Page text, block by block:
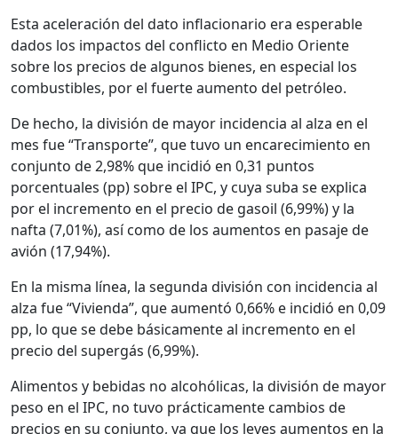
Esta aceleración del dato inflacionario era esperable
dados los impactos del conflicto en Medio Oriente
sobre los precios de algunos bienes, en especial los
combustibles, por el fuerte aumento del petróleo.
De hecho, la división de mayor incidencia al alza en el
mes fue “Transporte”, que tuvo un encarecimiento en
conjunto de 2,98% que incidió en 0,31 puntos
porcentuales (pp) sobre el IPC, y cuya suba se explica
por el incremento en el precio de gasoil (6,99%) y la
nafta (7,01%), así como de los aumentos en pasaje de
avión (17,94%).
En la misma línea, la segunda división con incidencia al
alza fue “Vivienda”, que aumentó 0,66% e incidió en 0,09
pp, lo que se debe básicamente al incremento en el
precio del supergás (6,99%).
Alimentos y bebidas no alcohólicas, la división de mayor
peso en el IPC, no tuvo prácticamente cambios de
precios en su conjunto, ya que los leves aumentos en la